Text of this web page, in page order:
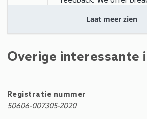
for the information
would be pleased to
bekijk meer
Sehr schöne Unterkunft,
Laat meer zien
Overige interessante
Registratie nummer
50606-007305-2020